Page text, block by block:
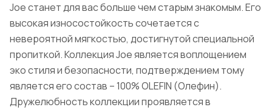
Joe станет для вас больше чем старым знакомым. Его
высокая износостойкость сочетается с
невероятной мягкостью, достигнутой специальной
пропиткой. Коллекция Joe является воплощением
эко стиля и безопасности, подтверждением тому
является его состав – 100% OLEFIN (Олефин).
Дружелюбность коллекции проявляется в